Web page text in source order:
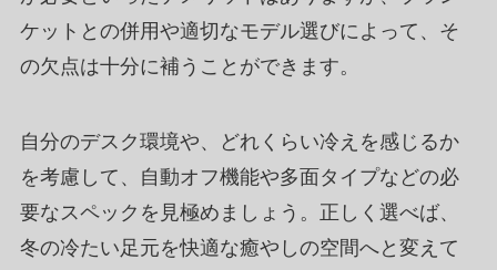
ケットとの併用や適切なモデル選びによって、そ
の欠点は十分に補うことができます。
自分のデスク環境や、どれくらい冷えを感じるか
を考慮して、自動オフ機能や多面タイプなどの必
要なスペックを見極めましょう。正しく選べば、
冬の冷たい足元を快適な癒やしの空間へと変えて